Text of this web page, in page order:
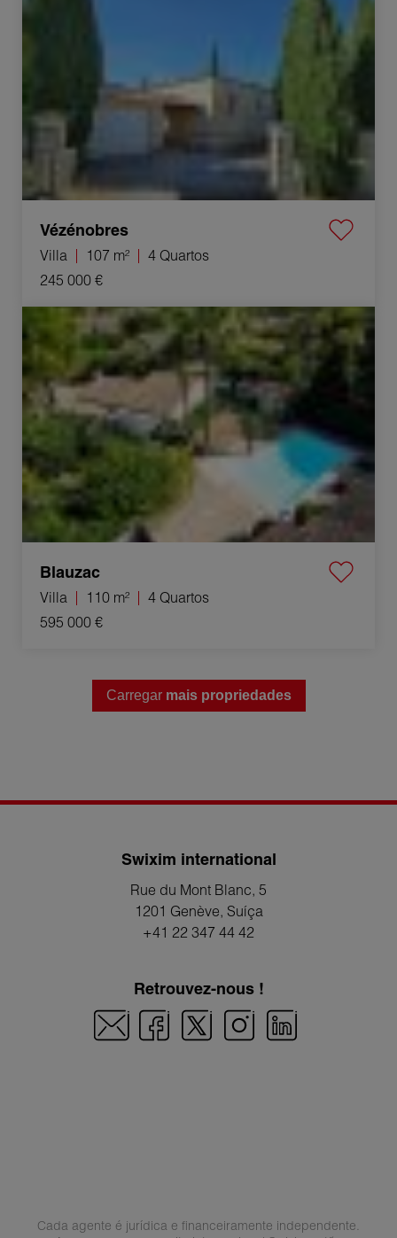
Vézénobres
Villa 107 m²
4 Quartos
245 000 €
Venda Villa Blauzac 4 Quartos 110 m²
Blauzac
Villa 110 m²
4 Quartos
595 000 €
Carregar mais propriedades
Swixim international
Rue du Mont Blanc, 5
1201 Genève, Suíça
+41 22 347 44 42
Retrouvez-nous !
Cada agente é jurídica e financeiramente independente.